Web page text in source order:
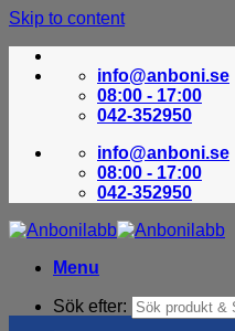
Skip to content
info@anboni.se
08:00 - 17:00
042-352950
info@anboni.se
08:00 - 17:00
042-352950
Menu
Sök efter: